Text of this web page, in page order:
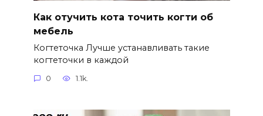
Как отучить кота точить когти об
мебель
Когтеточка Лучше устанавливать такие
когтеточки в каждой
0 1.1k.